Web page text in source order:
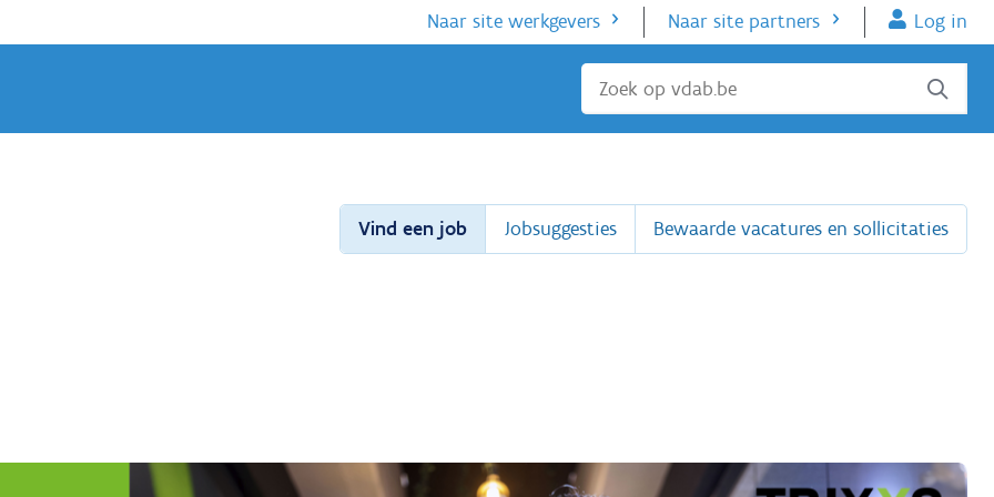
Naar site werkgevers Naar site partners Log in
Sluiten
Vind een job Jobsuggesties Bewaarde vacatures en sollicitaties